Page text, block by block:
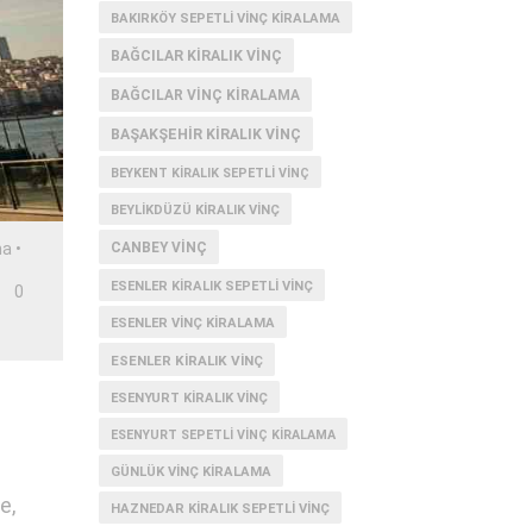
•
0
BAKIRKÖY SEPETLI VINÇ KIRALAMA
BAĞCILAR KIRALIK VINÇ
BAĞCILAR VINÇ KIRALAMA
BAŞAKŞEHIR KIRALIK VINÇ
BEYKENT KIRALIK SEPETLI VINÇ
BEYLIKDÜZÜ KIRALIK VINÇ
CANBEY VINÇ
ESENLER KIRALIK SEPETLI VINÇ
ESENLER VINÇ KIRALAMA
ESENLER KIRALIK VINÇ
ESENYURT KIRALIK VINÇ
ESENYURT SEPETLI VINÇ KIRALAMA
GÜNLÜK VINÇ KIRALAMA
HAZNEDAR KIRALIK SEPETLI VINÇ